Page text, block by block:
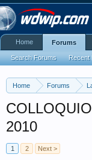
Home Forums
2010
1 2 Next >
Home Forums
Search Forums Recent